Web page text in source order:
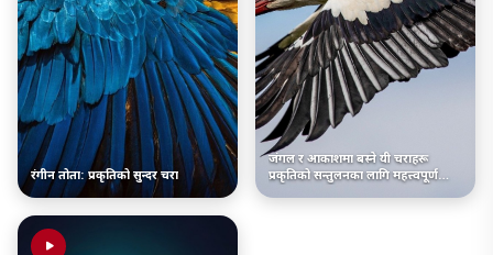
रंगीन तोता: प्रकृतिको सुन्दर चरा
जंगल र आकाशमा बस्ने यी चराहरू
प्रकृतिको सन्तुलनका लागि महत्त्वपूर्ण